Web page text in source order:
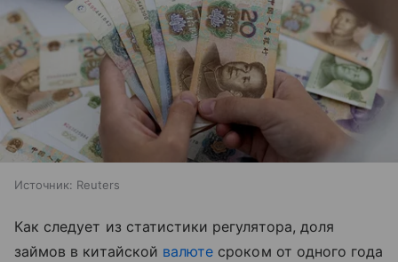
Источник: Reuters
Как следует из статистики регулятора, доля
займов в китайской валюте сроком от одного года